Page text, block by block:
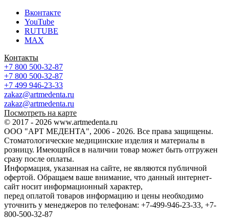
Вконтакте
YouTube
RUTUBE
MAX
Контакты
+7 800 500-32-87
+7 800 500-32-87
+7 499 946-23-33
zakaz@artmedenta.ru
zakaz@artmedenta.ru
Посмотреть на карте
© 2017 - 2026 www.artmedenta.ru
ООО "АРТ МЕДЕНТА", 2006 - 2026. Все права защищены.
Стоматологические медицинские изделия и материалы в
розницу. Имеющийся в наличии товар может быть отгружен
сразу после оплаты.
Информация, указанная на сайте, не являются публичной
офертой. Обращаем ваше внимание, что данный интернет-
сайт носит информационный характер,
перед оплатой товаров информацию и цены необходимо
уточнить у менеджеров по телефонам: +7-499-946-23-33, +7-
800-500-32-87